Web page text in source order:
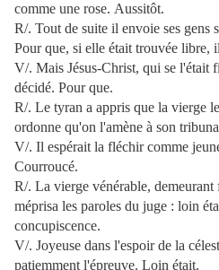
comme une rose. Aussitôt.
R/. Tout de suite il envoie ses gens
Pour que, si elle était trouvée libre,
V/. Mais Jésus-Christ, qui se l'était
décidé. Pour que.
R/. Le tyran a appris que la vierge
ordonne qu'on l'amène à son
V/. Il espérait la fléchir comme
Courroucé.
R/. La vierge vénérable, demeurant
méprisa les paroles du juge : loin
concupiscence.
V/. Joyeuse dans l'espoir de la
patiemment l'épreuve. Loin était.